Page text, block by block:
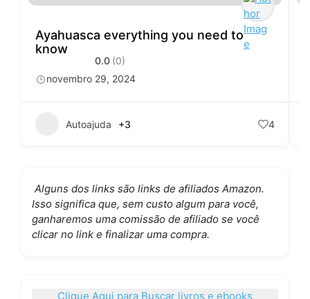
Ayahuasca everything you need to
know
0.0 (0)
novembro 29, 2024
Autoajuda +3 4
Alguns dos links são links de afiliados Amazon.
Isso significa que, sem custo algum para você,
ganharemos uma comissão de afiliado se você
clicar no link e finalizar uma compra.
Clique Aqui para Buscar livros e ebooks